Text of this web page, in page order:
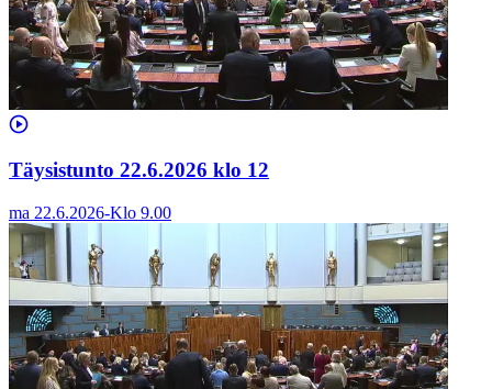
Täysistunto 22.6.2026 klo 12
ma 22.6.2026-Klo 9.00